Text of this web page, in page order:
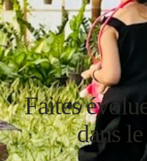
Faites
dans